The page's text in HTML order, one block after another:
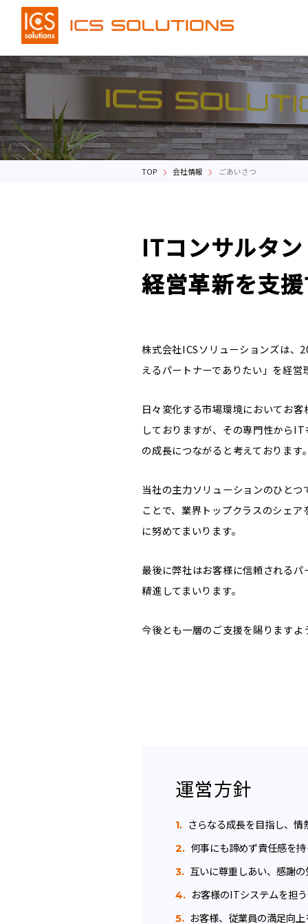
Products
Company
TOP 会社情報 ごあいさつ
ITコンサルタ
経営革新を支
株式会社ICSソリューションズは、
えるパートナーでありたい」を経
日々変化する市場環境においてお
しておりますが、その専門性から
の成長につながると考えております
当社の主力ソリューションのひと
ことで、業界トップクラスのシェ
に努めてまいります。
最後に弊社はお客様に信頼される
精進してまいります。
今後とも一層のご支援を賜ります
運営方針
1. さらなる成長を目指し、
2. 何事にも諦めず責任感を
3. 互いに尊重しあい、感謝
4. お客様のITシステムを担
5. お客様、従業員の満足向